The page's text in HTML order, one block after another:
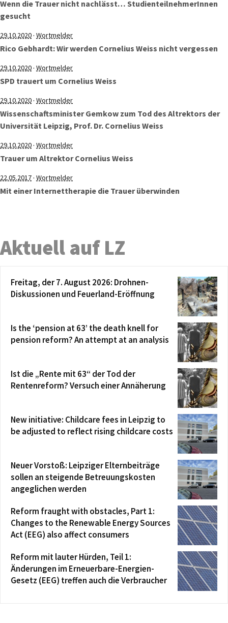
Wenn die Trauer nicht nachlässt… StudienteilnehmerInnen
gesucht
29.10.2020· Wortmelder
Rico Gebhardt: Wir werden Cornelius Weiss nicht vergessen
29.10.2020· Wortmelder
SPD trauert um Cornelius Weiss
29.10.2020· Wortmelder
Wissenschaftsminister Gemkow zum Tod des Altrektors der
Universität Leipzig, Prof. Dr. Cornelius Weiss
29.10.2020· Wortmelder
Trauer um Altrektor Cornelius Weiss
22.05.2017· Wortmelder
Mit einer Internettherapie die Trauer überwinden
Aktuell auf LZ
Freitag, der 7. August 2026: Drohnen-
Diskussionen und Feuerland-Eröffnung
Is the ‘pension at 63’ the death knell for
pension reform? An attempt at an analysis
Ist die „Rente mit 63“ der Tod der
Rentenreform? Versuch einer Annäherung
New initiative: Childcare fees in Leipzig to
be adjusted to reflect rising childcare costs
Neuer Vorstoß: Leipziger Elternbeiträge
sollen an steigende Betreuungskosten
angeglichen werden
Reform fraught with obstacles, Part 1:
Changes to the Renewable Energy Sources
Act (EEG) also affect consumers
Reform mit lauter Hürden, Teil 1:
Änderungen im Erneuerbare-Energien-
Gesetz (EEG) treffen auch die Verbraucher